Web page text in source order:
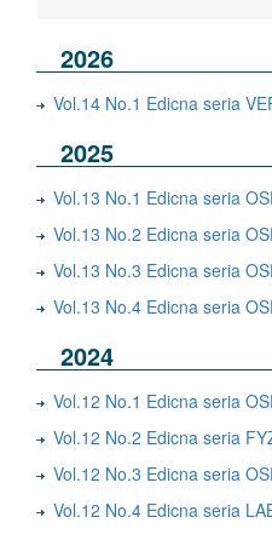
2026
Vol.14 No.1 Edicna seria
2025
Vol.13 No.1 Edicna seria
Vol.13 No.2 Edicna seria
Vol.13 No.3 Edicna seria
Vol.13 No.4 Edicna seria
2024
Vol.12 No.1 Edicna seria
Vol.12 No.2 Edicna seria
Vol.12 No.3 Edicna seria
Vol.12 No.4 Edicna seria